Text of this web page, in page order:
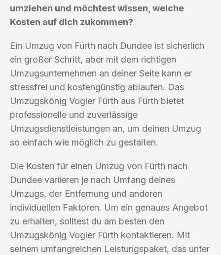
umziehen und möchtest wissen, welche
Kosten auf dich zukommen?
Ein Umzug von Fürth nach Dundee ist sicherlich
ein großer Schritt, aber mit dem richtigen
Umzugsunternehmen an deiner Seite kann er
stressfrei und kostengünstig ablaufen. Das
Umzugskönig Vogler Fürth aus Fürth bietet
professionelle und zuverlässige
Umzugsdienstleistungen an, um deinen Umzug
so einfach wie möglich zu gestalten.
Die Kosten für einen Umzug von Fürth nach
Dundee variieren je nach Umfang deines
Umzugs, der Entfernung und anderen
individuellen Faktoren. Um ein genaues Angebot
zu erhalten, solltest du am besten den
Umzugskönig Vogler Fürth kontaktieren. Mit
seinem umfangreichen Leistungspaket, das unter